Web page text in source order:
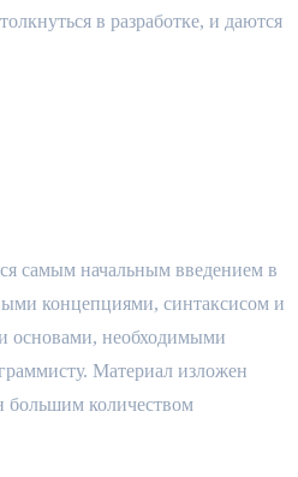
в разработке, и даются
самым начальным введением в
концепциями, синтаксисом и
основами, необходимыми
Материал изложен
большим количеством